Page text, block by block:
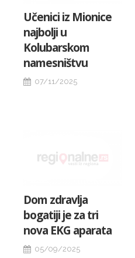
Učenici iz Mionice
najbolji u
Kolubarskom
namesništvu
07/11/2025
Dom zdravlja
bogatiji je za tri
nova EKG aparata
05/09/2025